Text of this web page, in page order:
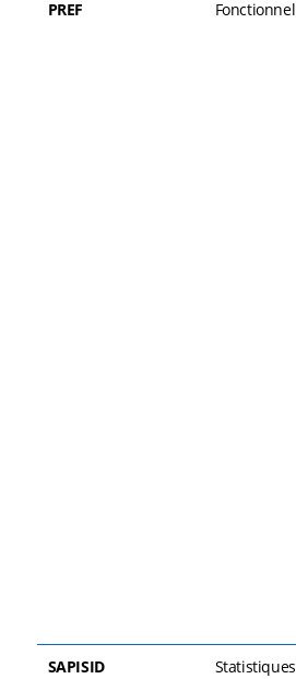
PREF Fonctionnel
SAPISID Statistiques